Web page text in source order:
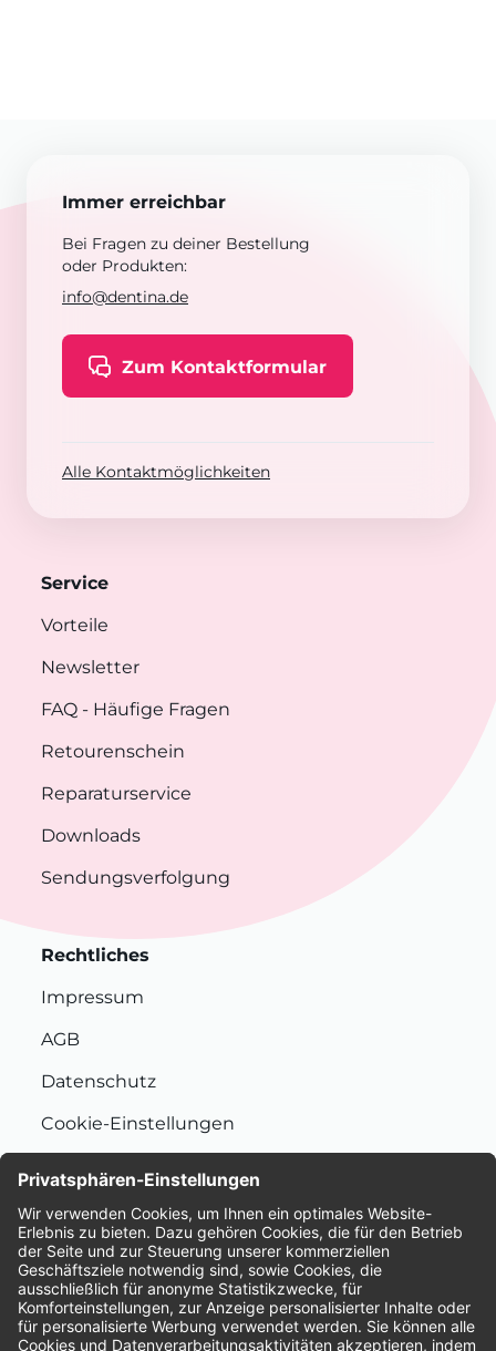
Immer erreichbar
Bei Fragen zu deiner Bestellung
oder Produkten:
info@dentina.de
Zum Kontaktformular
Alle Kontaktmöglichkeiten
Service
Vorteile
Newsletter
FAQ - Häufige Fragen
Retourenschein
Reparaturservice
Downloads
Sendungsverfolgung
Rechtliches
Impressum
AGB
Datenschutz
Cookie-Einstellungen
Bewertungen